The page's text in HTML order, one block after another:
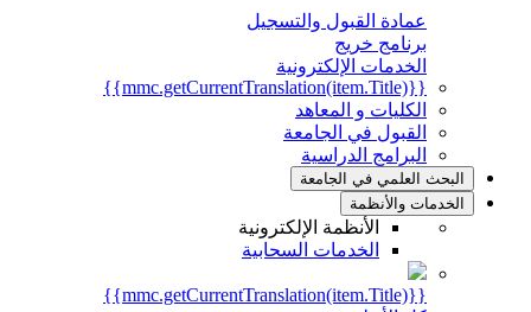
عمادة القبول والتسجيل
برنامج خريج
الخدمات الإلكترونية
{{mmc.getCurrentTranslation(item.Title)}}
الكليات و المعاهد
القبول في الجامعة
البرامج الدراسية
البحث العلمي في الجامعة
الخدمات والأنظمة
الأنظمة الإلكترونية
الخدمات السحابية
{{mmc.getCurrentTranslation(item.Title)}}